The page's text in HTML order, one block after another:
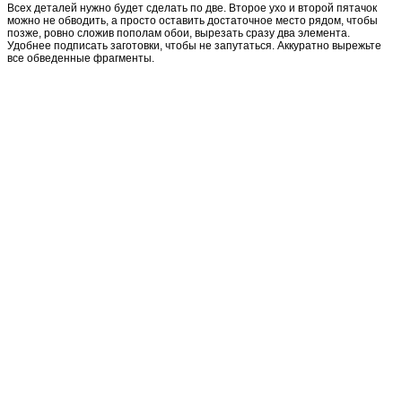
Всех деталей нужно будет сделать по две. Второе ухо и второй пятачок
можно не обводить, а просто оставить достаточное место рядом, чтобы
позже, ровно сложив пополам обои, вырезать сразу два элемента.
Удобнее подписать заготовки, чтобы не запутаться. Аккуратно вырежьте
все обведенные фрагменты.